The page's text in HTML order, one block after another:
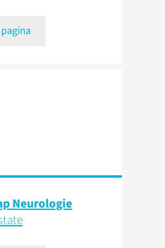
Neurologie